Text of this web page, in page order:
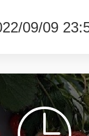
09/09